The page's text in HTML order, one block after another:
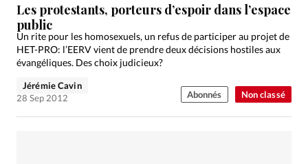
Non classé
Les protestants, porteurs d’espoir dans l’espace
public
Un rite pour les homosexuels, un refus de participer au projet de
HET-PRO: l’EERV vient de prendre deux décisions hostiles aux
évangéliques. Des choix judicieux?
Jérémie Cavin
28 Sep 2012
Abonnés